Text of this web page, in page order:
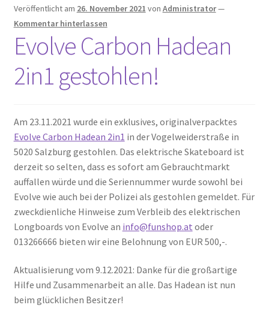
Veröffentlicht am 26. November 2021 von Administrator—
Kommentar hinterlassen
Evolve Carbon Hadean
2in1 gestohlen!
Am 23.11.2021 wurde ein exklusives, originalverpacktes
Evolve Carbon Hadean 2in1 in der Vogelweiderstraße in
5020 Salzburg gestohlen. Das elektrische Skateboard ist
derzeit so selten, dass es sofort am Gebrauchtmarkt
auffallen würde und die Seriennummer wurde sowohl bei
Evolve wie auch bei der Polizei als gestohlen gemeldet. Für
zweckdienliche Hinweise zum Verbleib des elektrischen
Longboards von Evolve an info@funshop.at oder
013266666 bieten wir eine Belohnung von EUR 500,-.
Aktualisierung vom 9.12.2021: Danke für die großartige
Hilfe und Zusammenarbeit an alle. Das Hadean ist nun
beim glücklichen Besitzer!